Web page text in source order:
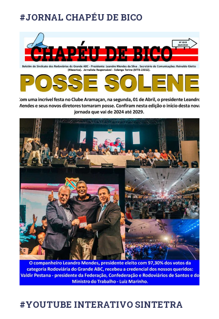
#JORNAL CHAPÉU DE BICO
#YOUTUBE INTERATIVO SINTETRA